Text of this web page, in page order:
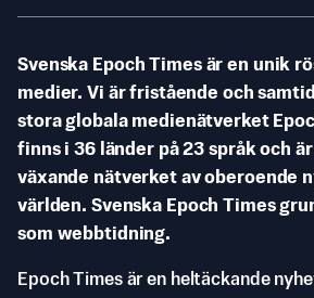
Svenska Epoch Times är en unik
medier. Vi är fristående och
stora globala medienätverket
finns i 36 länder på 23 språk och
växande nätverket av oberoende
världen. Svenska Epoch Times
som webbtidning.
Epoch Times är en heltäckande